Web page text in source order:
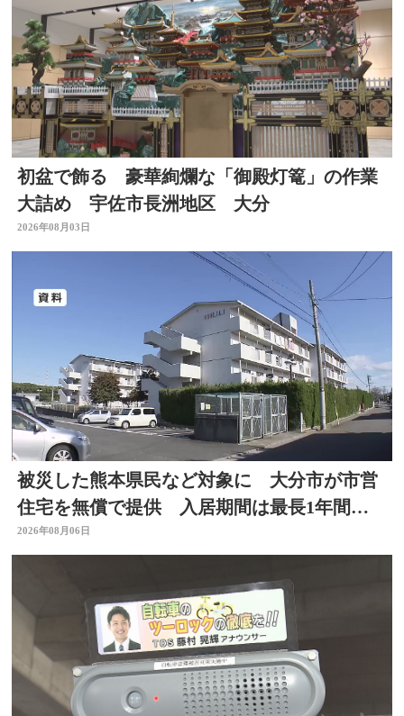
初盆で飾る 豪華絢爛な「御殿灯篭」の作業
大詰め 宇佐市長洲地区 大分
2026年08月03日
被災した熊本県民など対象に 大分市が市営
住宅を無償で提供 入居期間は最長1年間
【令和8年熊本地震】
2026年08月06日